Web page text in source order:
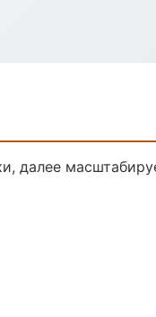
далее